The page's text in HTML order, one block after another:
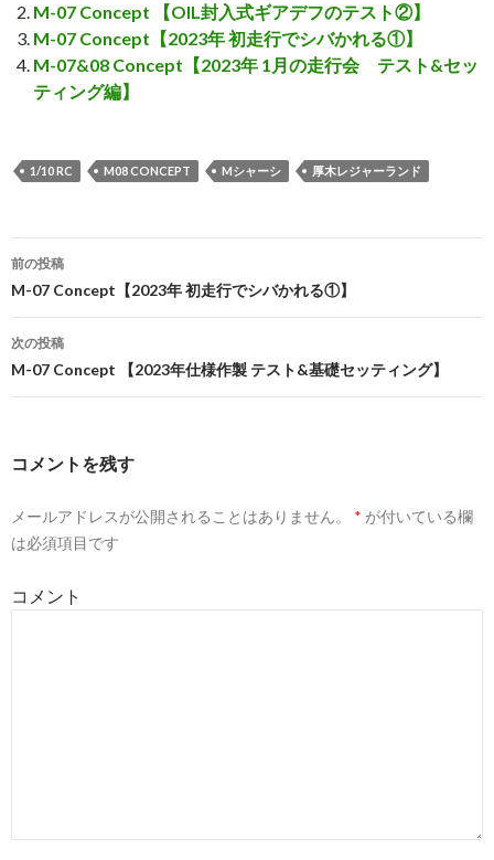
M-07 Concept 【OIL封入式ギアデフのテスト②】
M-07 Concept【2023年 初走行でシバかれる①】
M-07&08 Concept【2023年 1月の走行会 テスト&セッ
ティング編】
1/10 RC M08 CONCEPT Mシャーシ 厚木レジャーランド
投
稿
ナ
ゲ
シ
ン
前の投稿
M-07 Concept【2023年 初走行でシバかれる①】
次の投稿
M-07 Concept 【2023年仕様作製 テスト&基礎セッティング】
コメントを残す
メールアドレスが公開されることはありません。 * が付いている欄
は必須項目です
コメント